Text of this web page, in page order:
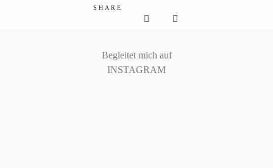
SHARE
Begleitet mich auf
INSTAGRAM